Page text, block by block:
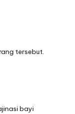
tersebut.
bayi